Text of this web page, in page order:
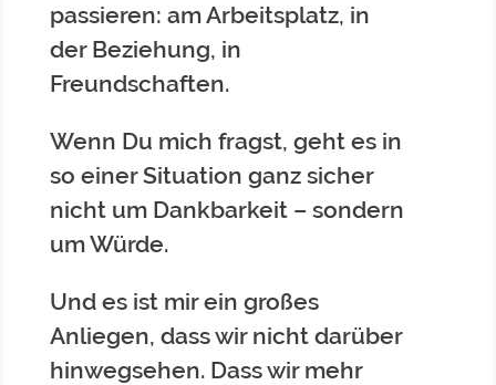
passieren: am Arbeitsplatz, in
der Beziehung, in
Freundschaften.
Wenn Du mich fragst, geht es in
so einer Situation ganz sicher
nicht um Dankbarkeit – sondern
um Würde.
Und es ist mir ein großes
Anliegen, dass wir nicht darüber
hinwegsehen. Dass wir mehr